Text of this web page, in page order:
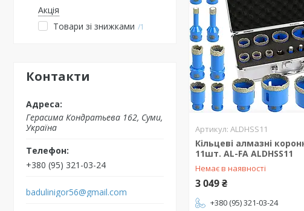
Акція
Товари зі знижками
1
Контакти
Герасима Кондратьева 162, Суми,
Україна
+380 (95) 321-03-24
badulinigor56@gmail.com
ALDHSS11
Кільцеві алмазні
11шт. AL-FA ALDHSS11
Немає в наявності
3 049 ₴
+380 (95) 321-03-24